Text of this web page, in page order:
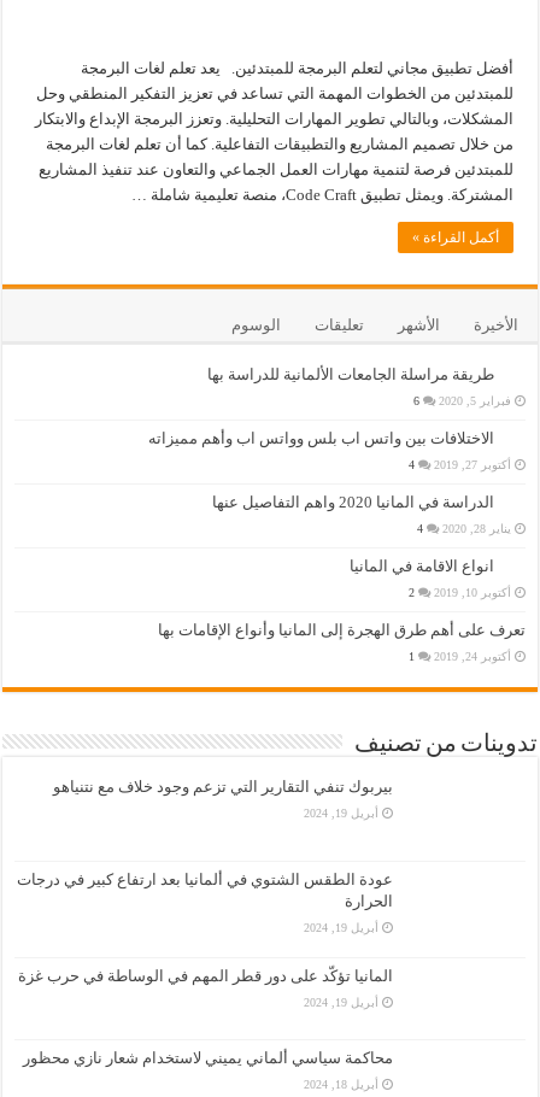
أفضل تطبيق مجاني لتعلم البرمجة للمبتدئين. يعد تعلم لغات البرمجة
للمبتدئين من الخطوات المهمة التي تساعد في تعزيز التفكير المنطقي وحل
المشكلات، وبالتالي تطوير المهارات التحليلية. وتعزز البرمجة الإبداع والابتكار
من خلال تصميم المشاريع والتطبيقات التفاعلية. كما أن تعلم لغات البرمجة
للمبتدئين فرصة لتنمية مهارات العمل الجماعي والتعاون عند تنفيذ المشاريع
المشتركة. ويمثل تطبيق Code Craft، منصة تعليمية شاملة …
أكمل القراءة »
الأخيرة الأشهر تعليقات الوسوم
طريقة مراسلة الجامعات الألمانية للدراسة بها
فبراير 5, 2020 6
الاختلافات بين واتس اب بلس وواتس اب وأهم مميزاته
أكتوبر 27, 2019 4
الدراسة في المانيا 2020 واهم التفاصيل عنها
يناير 28, 2020 4
انواع الاقامة في المانيا
أكتوبر 10, 2019 2
تعرف على أهم طرق الهجرة إلى المانيا وأنواع الإقامات بها
أكتوبر 24, 2019 1
تدوينات من تصنيف
بيربوك تنفي التقارير التي تزعم وجود خلاف مع نتنياهو
أبريل 19, 2024
عودة الطقس الشتوي في ألمانيا بعد ارتفاع كبير في درجات
الحرارة
أبريل 19, 2024
المانيا تؤكّد على دور قطر المهم في الوساطة في حرب غزة
أبريل 19, 2024
محاكمة سياسي ألماني يميني لاستخدام شعار نازي محظور
أبريل 18, 2024